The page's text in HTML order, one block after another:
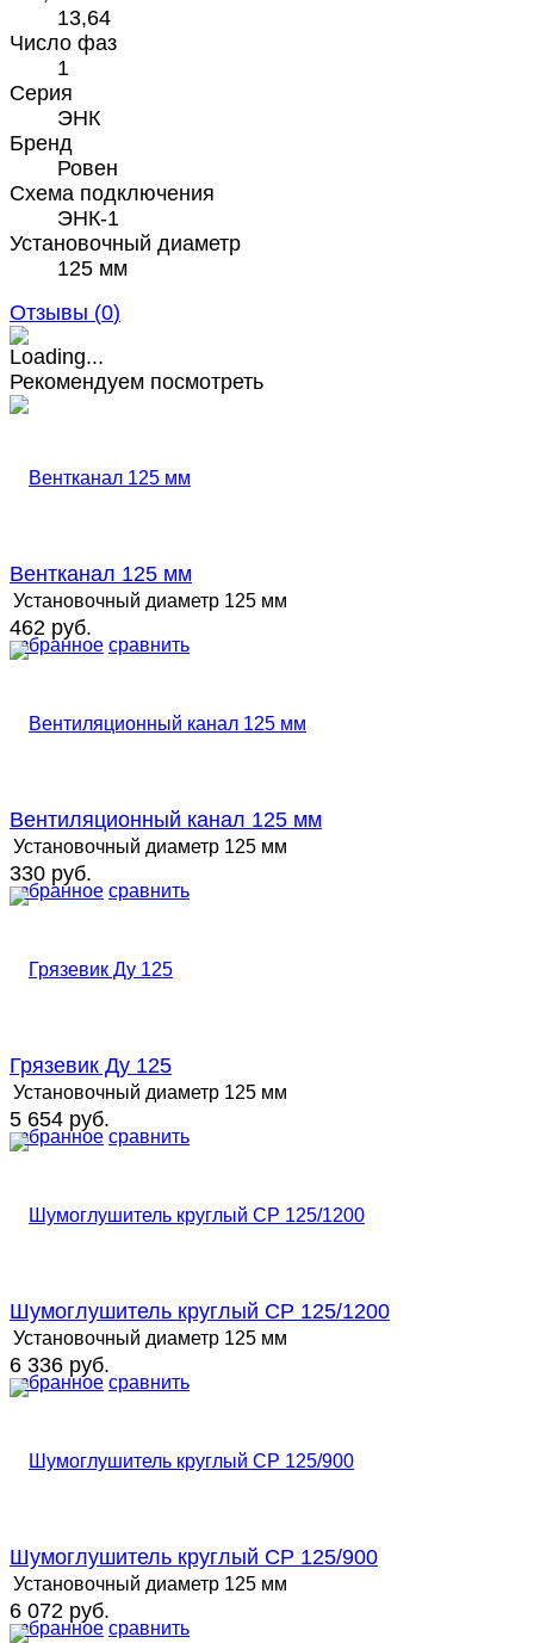
13,64
Число фаз
1
Серия
ЭНК
Бренд
Ровен
Схема подключения
ЭНК-1
Установочный диаметр
125 мм
Отзывы (0)
Рекомендуем посмотреть
избранное сравнить
Вентканал 125 мм
Установочный диаметр 125 мм
462 руб.
избранное сравнить
Вентиляционный канал 125 мм
Установочный диаметр 125 мм
330 руб.
избранное сравнить
Грязевик Ду 125
Установочный диаметр 125 мм
5 654 руб.
избранное сравнить
Шумоглушитель круглый СР 125/1200
Установочный диаметр 125 мм
6 336 руб.
избранное сравнить
Шумоглушитель круглый СР 125/900
Установочный диаметр 125 мм
6 072 руб.